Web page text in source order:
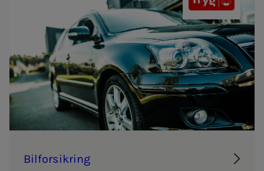
Tryg
Bil­­­for­­­sik­ring